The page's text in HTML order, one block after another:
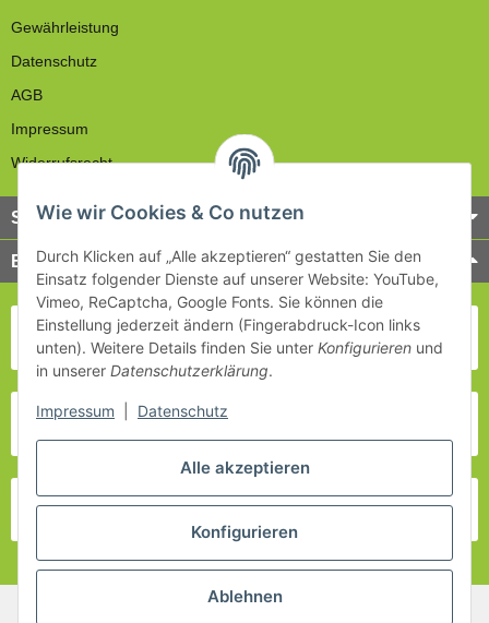
Gewährleistung
Datenschutz
AGB
Impressum
Widerrufsrecht
Service
Bezahlung & Versand
Alle akzeptieren
Konfigurieren
Ablehnen
Wie wir Cookies & Co nutzen
Durch Klicken auf „Alle akzeptieren“ gestatten Sie den
Einsatz folgender Dienste auf unserer Website: YouTube,
Vimeo, ReCaptcha, Google Fonts. Sie können die
Einstellung jederzeit ändern (Fingerabdruck-Icon links
unten). Weitere Details finden Sie unter Konfigurieren und
in unserer Datenschutzerklärung.
Impressum Datenschutz